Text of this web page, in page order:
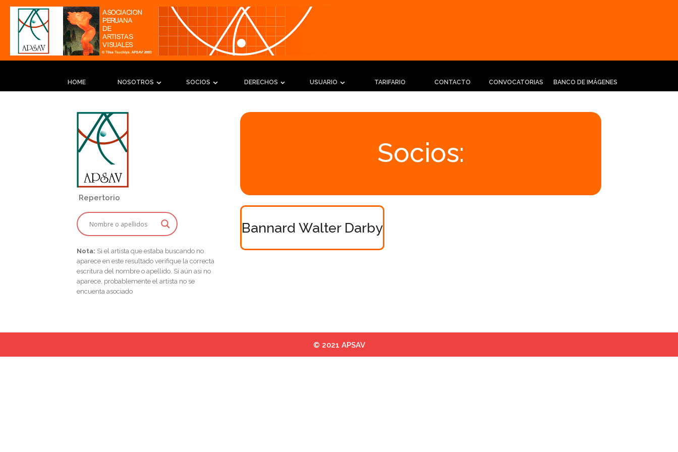
HOME NOSOTROS SOCIOS DERECHOS USUARIO TARIFARIO CONTACTO CONVOCATORIAS BANCO DE IMÁGENES
Repertorio
Nota: Si el artista que estaba buscando no
aparece en este resultado verifique la correcta
escritura del nombre o apellido. Si aún asi no
aparece, probablemente el artista no se
encuenta asociado
Socios:
Bannard Walter Darby
© 2021 APSAV